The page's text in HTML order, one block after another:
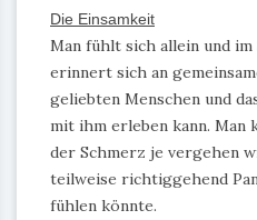
Die Einsamkeit
Man fühlt sich allein und im
erinnert sich an
geliebten Menschen und
mit ihm erleben kann. Man
der Schmerz je vergehen
teilweise richtiggehend
fühlen könnte.